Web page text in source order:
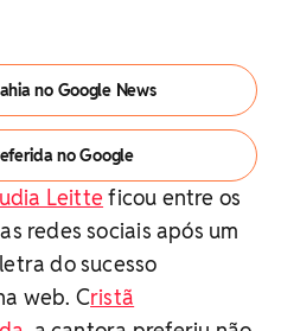
no Google News
no Google
Leitte ficou entre os
redes sociais após um
do sucesso
web. Cristã